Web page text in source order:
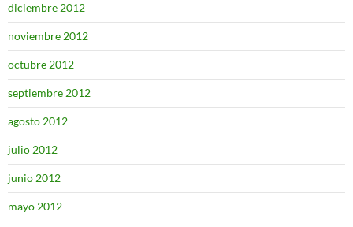
diciembre 2012
noviembre 2012
octubre 2012
septiembre 2012
agosto 2012
julio 2012
junio 2012
mayo 2012